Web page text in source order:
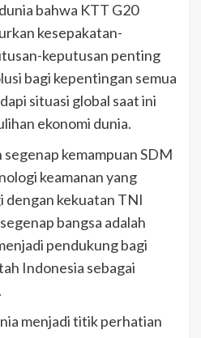
bahwa KTT G20
kesepakatan-
keputusan penting
bagi kepentingan semua
situasi global saat ini
ekonomi dunia.
kemampuan SDM
keamanan yang
dengan kekuatan TNI
bangsa adalah
pendukung bagi
Indonesia sebagai
menjadi titik perhatian